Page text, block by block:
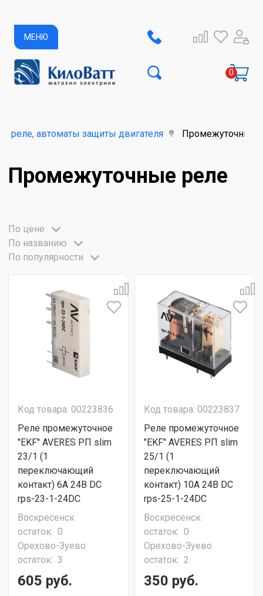
МЕНЮ
реле, автоматы защиты двигателя Промежуточные
Промежуточные реле
По цене
По названию
По популярности
Код товара: 00223836
Реле промежуточное
"EKF" AVERES РП slim
23/1 (1
переключающий
контакт) 6А 24В DC
rps-23-1-24DC
Воскресенск
остаток: 0
Орехово-Зуево
остаток: 3
605 руб.
Код товара: 00223837
Реле промежуточное
"EKF" AVERES РП slim
25/1 (1
переключающий
контакт) 10A 24В DC
rps-25-1-24DC
Воскресенск
остаток: 0
Орехово-Зуево
остаток: 2
350 руб.